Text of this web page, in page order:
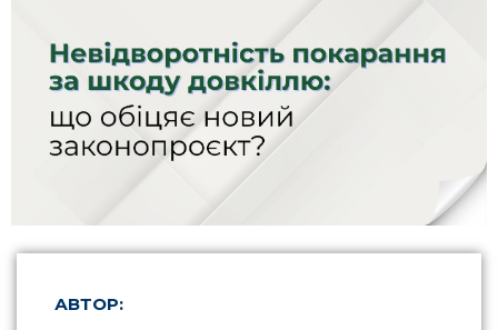
АВТОР: